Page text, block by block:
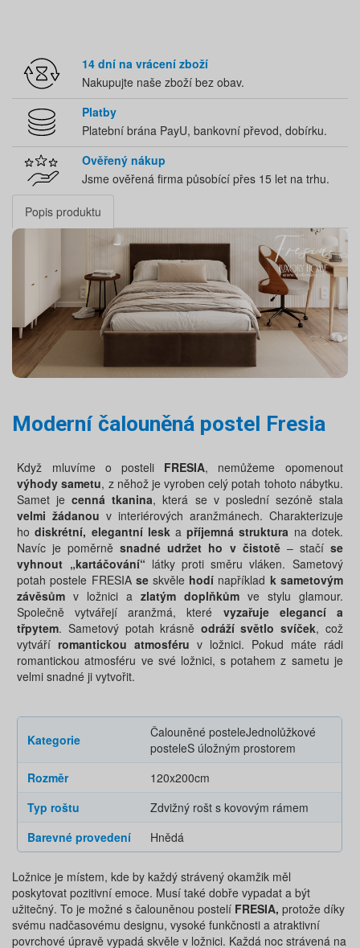
14 dní na vrácení zboží
Nakupujte naše zboží bez obav.
Platby
Platební brána PayU, bankovní převod, dobírku.
Ověřený nákup
Jsme ověřená firma působící přes 15 let na trhu.
Popis produktu
Moderní čalouněná postel Fresia
Když mluvíme o posteli FRESIA, nemůžeme opomenout
výhody sametu, z něhož je vyroben celý potah tohoto nábytku.
Samet jecenná tkanina, která se v poslední sezóně stala
velmi žádanou v interiérových aranžmánech. Charakterizuje
hodiskrétní, elegantní lesk apříjemná struktura na dotek.
Navíc je poměrněsnadné udržet ho v čistotě – stačí se
vyhnout „kartáčování“ látky proti směru vláken. Sametový
potah postele FRESIA seskvěle hodí například k sametovým
závěsům v ložnici a zlatým doplňkůmve stylu glamour.
Společně vytvářejí aranžmá, které vyzařuje elegancí a
třpytem. Sametový potah krásně odráží světlo svíček, což
vytváří romantickou atmosféru v ložnici. Pokud máte rádi
romantickou atmosféru ve své ložnici, s potahem z sametu je
velmi snadné ji vytvořit.
Kategorie Čalouněné posteleJednolůžkové
posteleS úložným prostorem
Rozměr
120x200cm
Typ roštu
Zdvižný rošt s kovovým rámem
Barevné provedení
Hnědá
Ložnice je místem, kde by každý strávený okamžik měl
poskytovat pozitivní emoce. Musí také dobře vypadat a být
užitečný. To je možné s čalouněnou postelí FRESIA, protože díky
svému nadčasovému designu, vysoké funkčnosti a atraktivní
povrchové úpravě vypadá skvěle v ložnici. Každá noc strávená na